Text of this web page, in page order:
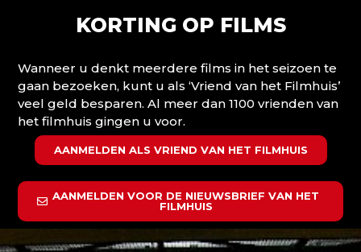
KORTING OP FILMS
Wanneer u denkt meerdere films in het seizoen te
gaan bezoeken, kunt u als ‘Vriend van het Filmhuis’
veel geld besparen. Al meer dan 1100 vrienden van
het filmhuis gingen u voor.
AANMELDEN ALS VRIEND VAN HET FILMHUIS
AANMELDEN VOOR DE NIEUWSBRIEF VAN HET
FILMHUIS